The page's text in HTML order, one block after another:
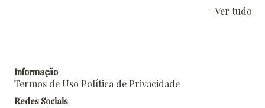
Ver tudo
Informação
Termos de Uso Política de Privacidade
Redes Sociais